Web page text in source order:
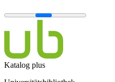
Katalog plus